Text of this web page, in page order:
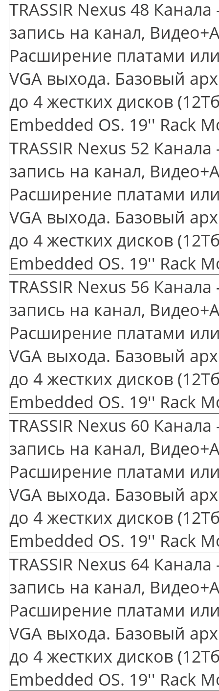
TRASSIR Nexus 48
запись на канал,
Расширение платами
VGA выхода. Базовый
до 4 жестких дисков (12
Embedded OS. 19'' Rack
TRASSIR Nexus 52
запись на канал,
Расширение платами
VGA выхода. Базовый
до 4 жестких дисков (12
Embedded OS. 19'' Rack
TRASSIR Nexus 56
запись на канал,
Расширение платами
VGA выхода. Базовый
до 4 жестких дисков (12
Embedded OS. 19'' Rack
TRASSIR Nexus 60
запись на канал,
Расширение платами
VGA выхода. Базовый
до 4 жестких дисков (12
Embedded OS. 19'' Rack
TRASSIR Nexus 64
запись на канал,
Расширение платами
VGA выхода. Базовый
до 4 жестких дисков (12
Embedded OS. 19'' Rack